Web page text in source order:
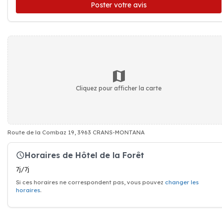
Poster votre avis
Cliquez pour afficher la carte
Route de la Combaz 19, 3963 CRANS-MONTANA
Horaires de Hôtel de la Forêt
7j/7j
Si ces horaires ne correspondent pas, vous pouvez changer les
horaires.